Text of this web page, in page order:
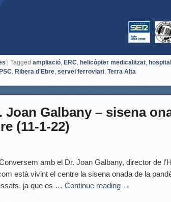
| Tagged ampliació ERC helicòpter medicalitzat hospital
Ribera d'Ebre servei ferroviari Terra Alta
Joan Galbany – sisena
(11-1-22)
amb el Dr. Joan Galbany, director de
està vivint el centre la sisena onada de la
ja que es … Continue reading →